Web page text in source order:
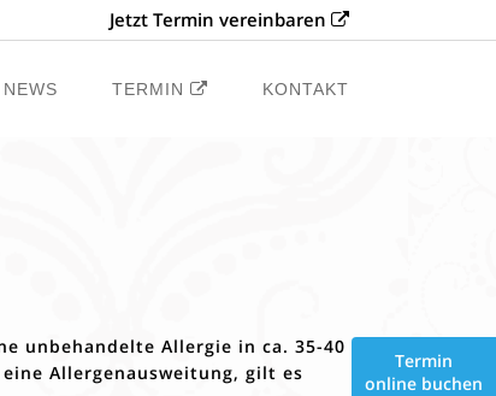
Jetzt Termin vereinbaren
NEWS TERMIN KONTAKT
unbehandelte Allergie in ca. 35-40
Allergenausweitung, gilt es
Termin
online buchen